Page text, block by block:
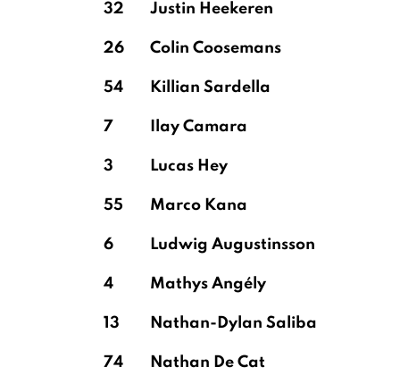
32 Justin Heekeren
26 Colin Coosemans
54 Killian Sardella
7 Ilay Camara
3 Lucas Hey
55 Marco Kana
6 Ludwig Augustinsson
4 Mathys Angély
13 Nathan-Dylan Saliba
74 Nathan De Cat